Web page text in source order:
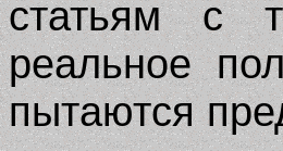
статьям с
реальное
пытаются